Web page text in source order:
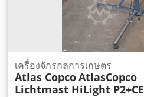
เครื่องจักรกลการเกษตร
Atlas CopcoAtlasCopco
Lichtmast HiLight P2+CE